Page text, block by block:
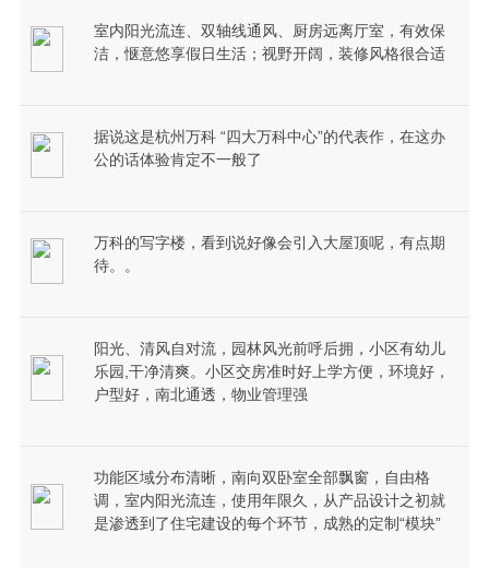
室内阳光流连、双轴线通风、厨房远离厅室，有效保
洁，惬意悠享假日生活；视野开阔，装修风格很合适
据说这是杭州万科 “四大万科中心”的代表作，在这办
公的话体验肯定不一般了
万科的写字楼，看到说好像会引入大屋顶呢，有点期
待。。
阳光、清风自对流，园林风光前呼后拥，小区有幼儿
乐园,干净清爽。小区交房准时好上学方便，环境好，
户型好，南北通透，物业管理强
功能区域分布清晰，南向双卧室全部飘窗，自由格
调，室内阳光流连，使用年限久，从产品设计之初就
是渗透到了住宅建设的每个环节，成熟的定制“模块”